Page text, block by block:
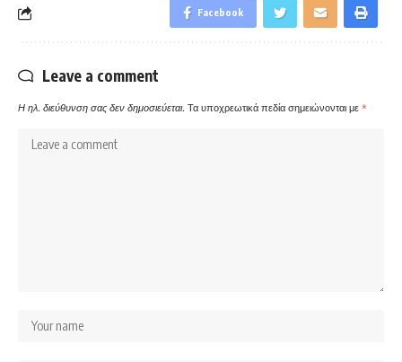
Facebook
Leave a comment
Η ηλ. διεύθυνση σας δεν δημοσιεύεται. Τα υποχρεωτικά πεδία σημειώνονται με *